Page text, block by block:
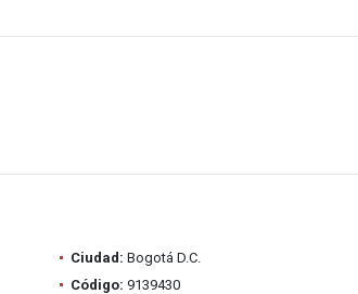
Ciudad: Bogotá D.C.
Código: 9139430